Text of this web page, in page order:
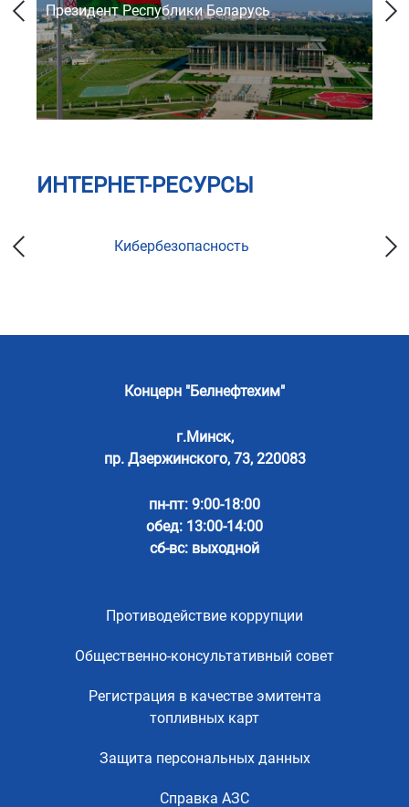
Президент Республики Беларусь
ИНТЕРНЕТ-РЕСУРСЫ
Кибербезопасность
Концерн "Белнефтехим"
г.Минск,
пр. Дзержинского, 73, 220083
пн-пт: 9:00-18:00
обед: 13:00-14:00
сб-вс: выходной
Противодействие коррупции
Общественно-консультативный совет
Регистрация в качестве эмитента
топливных карт
Защита персональных данных
Справка АЗС